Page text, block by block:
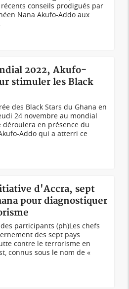
conseils prodigués par
Nana Akufo-Addo aux
2022, Akufo-
stimuler les Black
des Black Stars du Ghana en
24 novembre au mondial
déroulera en présence du
Addo qui a atterri ce
d'Accra, sept
pour diagnostiquer
participants (ph)Les chefs
des sept pays
contre le terrorisme en
connus sous le nom de «